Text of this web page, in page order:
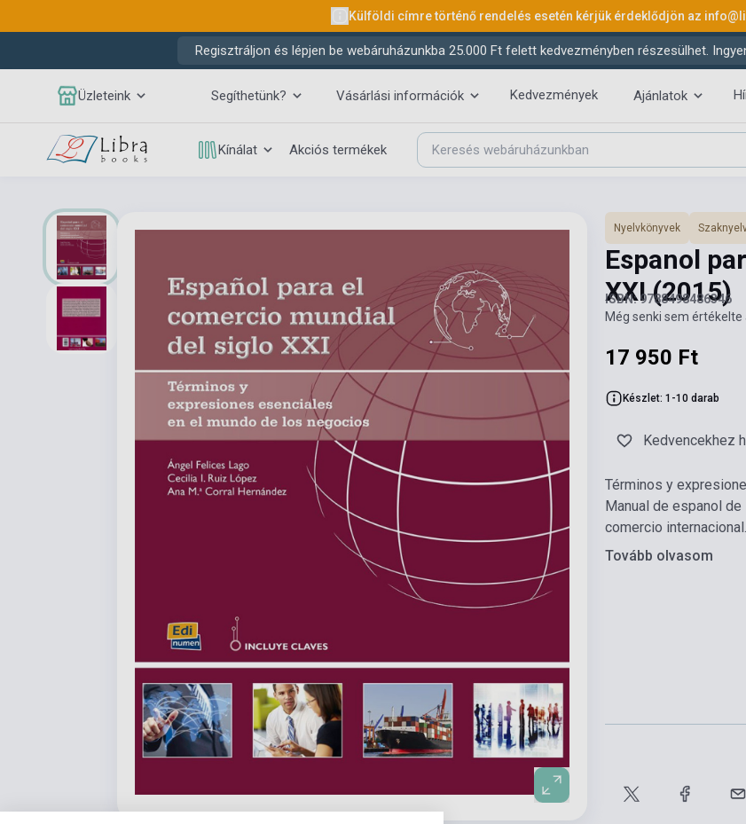
Külföldi címre történő rendelés esetén kérjük érdeklődjön az
Regisztráljon és lépjen be webáruházunkba 25.000 Ft felett kedvezményben részesülhet.
Üzleteink Segíthetünk? Vásárlási információk Kedvezmények Ajánlatok
Kínálat Akciós termékek
Nyelvkönyvek
Espanol
XXI(2015)
ISBN: 9788498486346
Még senki sem
17 950 Ft
Készlet: 1-10 darab
Kedvencekhez
Términos y
Manual de espanol
comercio internacional.
Tovább olvasom